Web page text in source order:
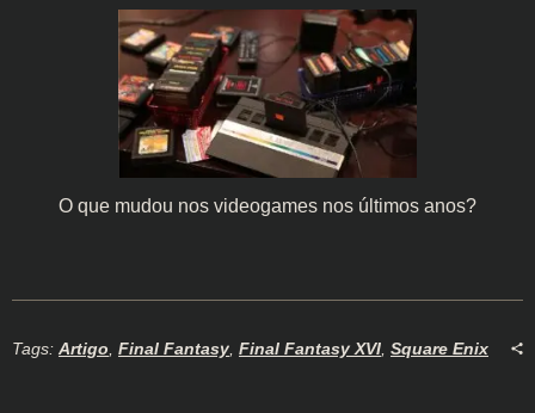
O que mudou nos videogames nos últimos anos?
Tags: Artigo Final Fantasy Final Fantasy XVI Square Enix